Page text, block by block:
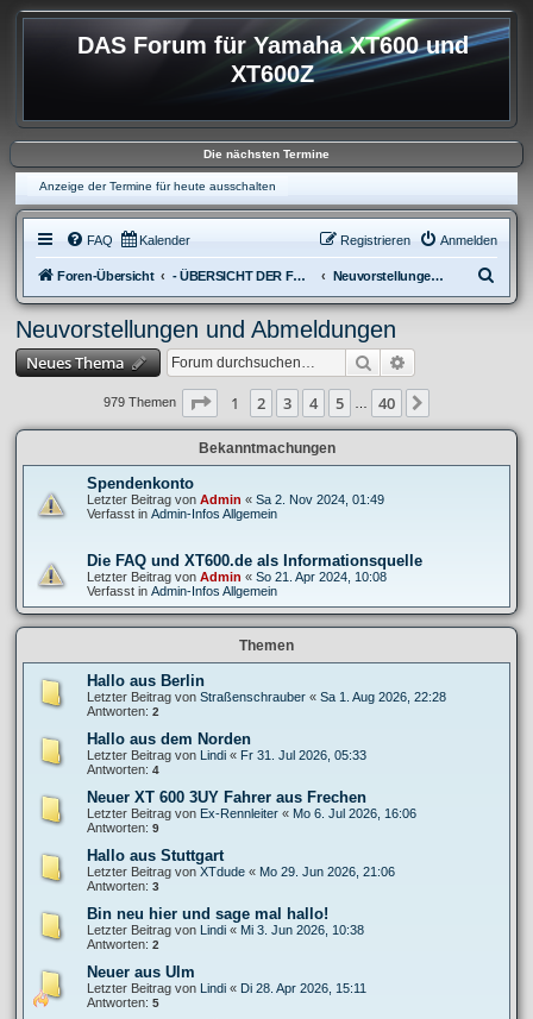
DAS Forum für Yamaha XT600 und
XT600Z
Die nächsten Termine
Anzeige der Termine für heute ausschalten
FAQ Kalender Anmelden
Registrieren
Foren-Übersicht - ÜBERSICHT DER FOREN XT600 Neuvorstellungen und Abmeldungen
u
Neuvorstellungen und Abmeldungen
Neues Thema Suche
979 Themen Seite 1von 40
1 2 3 4 5 40
Bekanntmachungen
Spendenkonto
Letzter Beitrag von Admin « Sa 2. Nov 2024, 01:49
Verfasst in Admin-Infos Allgemein
Die FAQ und XT600.de als Informationsquelle
Letzter Beitrag von Admin « So 21. Apr 2024, 10:08
Verfasst in Admin-Infos Allgemein
Themen
Hallo aus Berlin
Letzter Beitrag von Straßenschrauber « Sa 1. Aug 2026, 22:28
Antworten: 2
Hallo aus dem Norden
Letzter Beitrag von Lindi « Fr 31. Jul 2026, 05:33
Antworten: 4
Neuer XT 600 3UY Fahrer aus Frechen
Letzter Beitrag von Ex-Rennleiter « Mo 6. Jul 2026, 16:06
Antworten: 9
Hallo aus Stuttgart
Letzter Beitrag von XTdude « Mo 29. Jun 2026, 21:06
Antworten: 3
Bin neu hier und sage mal hallo!
Letzter Beitrag von Lindi « Mi 3. Jun 2026, 10:38
Antworten: 2
Neuer aus Ulm
Letzter Beitrag von Lindi « Di 28. Apr 2026, 15:11
Antworten: 5